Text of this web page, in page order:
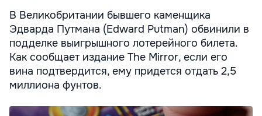
В Великобритании бывшего каменщика
Эдварда Путмана (Edward Putman) обвинили в
подделке выигрышного лотерейного билета.
Как сообщает издание The Mirror, если его
вина подтвердится, ему придется отдать 2,5
миллиона фунтов.